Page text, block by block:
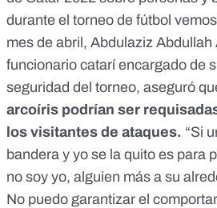
durante el torneo de fútbol
mes de abril, Abdulaziz Abdullah
funcionario catarí encargado de
seguridad del torneo, aseguró
arcoíris podrían ser
los visitantes de ataques. “Si
bandera y yo se la quito es para
no soy yo, alguien más a su
No puedo garantizar el